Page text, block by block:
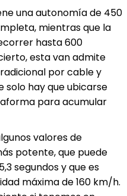
una autonomía de 450
mientras que la
hasta 600
esta van admite
por cable y
solo hay que ubicarse
para acumular
valores de
potente, que puede
segundos y que es
máxima de 160 km/h.